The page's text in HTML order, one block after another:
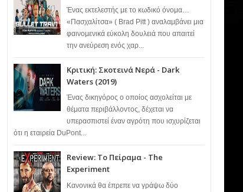
Ένας εκτελεστής με το κωδικό όνομα…
«Πασχαλίτσα» ( Brad Pitt ) αναλαμβάνει μια
φαινομενικά εύκολη δουλειά που απαιτεί
την ανεύρεση ενός χαρ...
Κριτική: Σκοτεινά Νερά - Dark
Waters (2019)
Ένας δικηγόρος ο οποίος ασχολείται με
θέματα περιβάλλοντος, δέχεται να
υπερασπιστεί έναν αγρότη που ισχυρίζεται
ότι η εταιρεία DuPont...
Review: Το Πείραμα - The
Experiment
Κανονικά θα έπρεπε να γράψω δύο